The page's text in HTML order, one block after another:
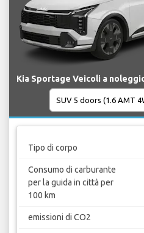
Kia Sportage Veicoli a
Tipo di corpo
Consumo di carburante
per la guida in città per
100 km
emissioni di CO2